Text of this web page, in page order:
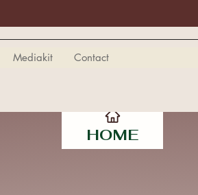
Mediakit Contact
HOME